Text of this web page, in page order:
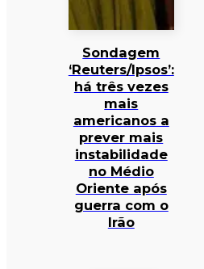
Sondagem
‘Reuters/Ipsos’:
há três vezes
mais
americanos a
prever mais
instabilidade
no Médio
Oriente após
guerra com o
Irão